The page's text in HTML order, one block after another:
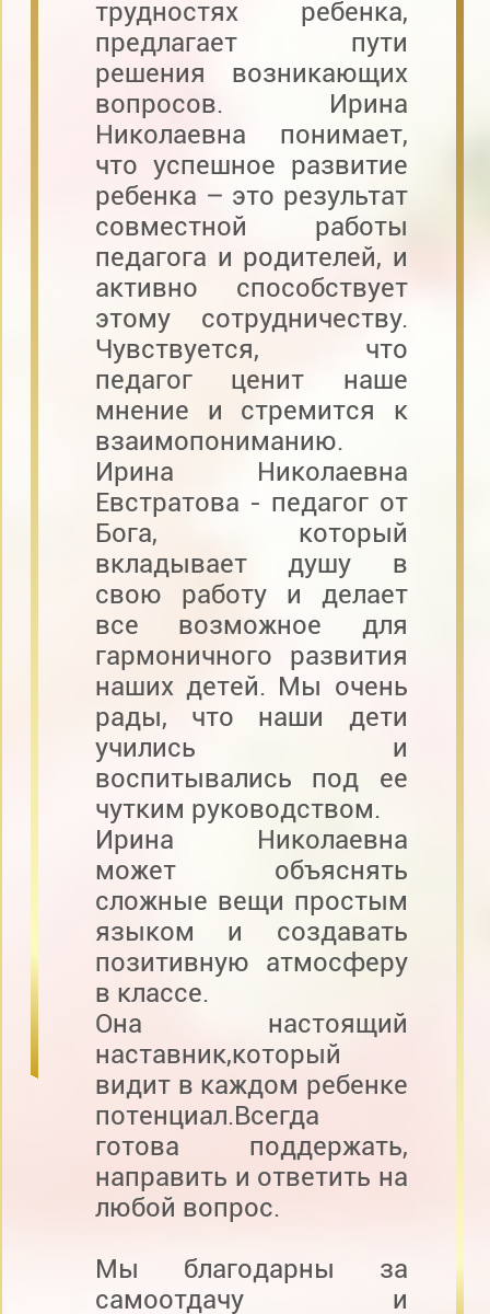
трудностях ребенка,
предлагает пути
решения возникающих
вопросов. Ирина
Николаевна понимает,
что успешное развитие
ребенка – это результат
совместной работы
педагога и родителей, и
активно способствует
этому сотрудничеству.
Чувствуется, что
педагог ценит наше
мнение и стремится к
взаимопониманию.
Ирина Николаевна
Евстратова - педагог от
Бога, который
вкладывает душу в
свою работу и делает
все возможное для
гармоничного развития
наших детей. Мы очень
рады, что наши дети
учились и
воспитывались под ее
чутким руководством.
Ирина Николаевна
может объяснять
сложные вещи простым
языком и создавать
позитивную атмосферу
в классе.
Она настоящий
наставник,который
видит в каждом ребенке
потенциал.Всегда
готова поддержать,
направить и ответить на
любой вопрос.
Мы благодарны за
самоотдачу и